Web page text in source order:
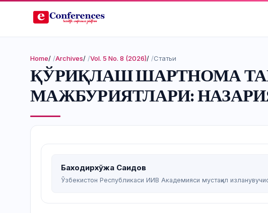
Home/ Archives/ Vol. 5 No. 8 (2026)/ Статьи
ҚЎРИҚЛАШ ШАРТНОМА
МАЖБУРИЯТЛАРИ:
Баходирхўжа Саидов
Ўзбекистон Республикаси ИИВ Академияси мустақил